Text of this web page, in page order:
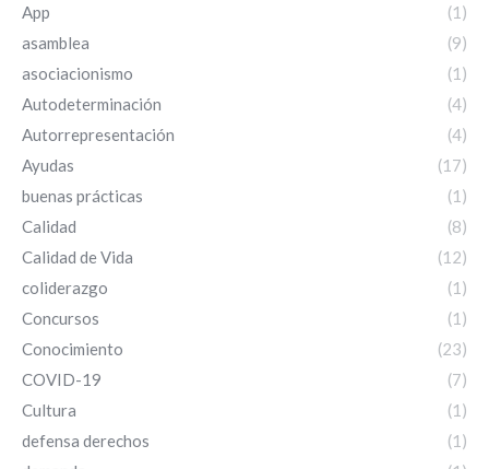
App
(1)
asamblea
(9)
asociacionismo
(1)
Autodeterminación
(4)
Autorrepresentación
(4)
Ayudas
(17)
buenas prácticas
(1)
Calidad
(8)
Calidad de Vida
(12)
coliderazgo
(1)
Concursos
(1)
Conocimiento
(23)
COVID-19
(7)
Cultura
(1)
defensa derechos
(1)